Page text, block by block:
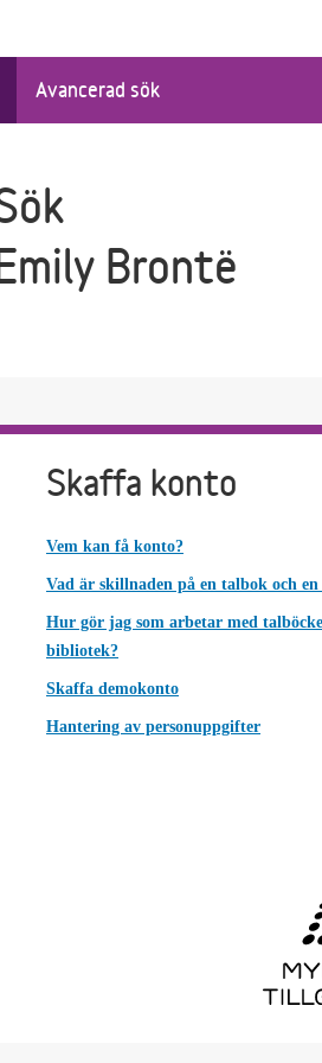
Avancerad sök
Brontë
Skaffa konto
Vem kan få konto?
Vad är skillnaden på en talbok och
Hur gör jag som arbetar med
bibliotek?
Skaffa demokonto
Hantering av personuppgifter